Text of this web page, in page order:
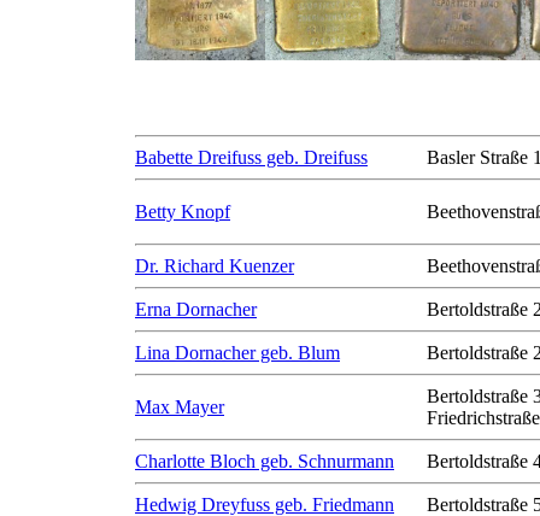
Babette Dreifuss geb. Dreifuss Basler Straße
Betty Knopf
Dr. Richard Kuenzer
Erna Dornacher Bertoldstraße
Lina Dornacher geb. Blum Bertoldstraße
Max Mayer
Bertoldstraße
Charlotte Bloch geb. Schnurmann Bertoldstraße
Hedwig Dreyfuss geb. Friedmann Bertoldstraße